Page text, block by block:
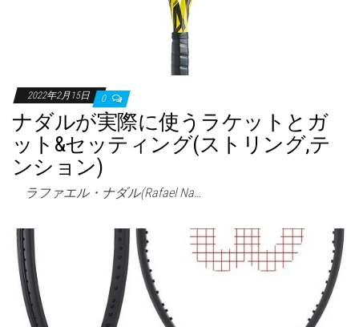
2022年2月15日 0
ナダルが実際に使うラケットとガ
ット&セッティング(ストリング,テ
ンション)
ラファエル・ナダル(Rafael Na…